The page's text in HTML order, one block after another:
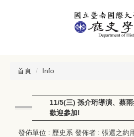
首頁 Info
11/5(三) 孫介珩導演、蔡
歡迎參加!
發佈單位 : 歷史系 發佈者 : 張還之約